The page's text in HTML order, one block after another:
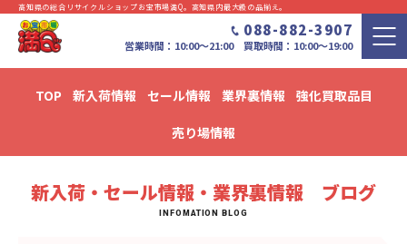
高知県の総合リサイクルショップお宝市場満Q。⾼知県内最⼤級の品揃え。
088-882-3907
営業時間：10:00〜21:00 買取時間：10:00～19:00
TOP 新入荷情報 セール情報 業界裏情報 強化買取品目
売り場情報
新入荷・セール情報・業界裏情報 ブログ
新入荷・セール情報・業界裏情報 ブログ